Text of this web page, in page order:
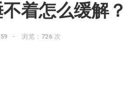
着怎么缓解？
浏览：726 次